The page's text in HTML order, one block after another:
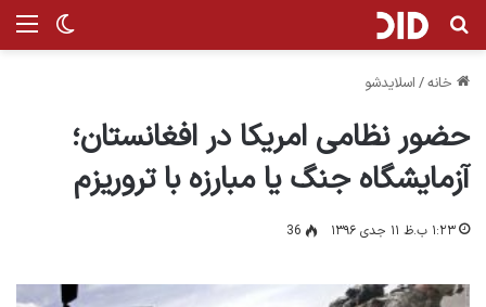
تغییر جستجو برای
خانه/ اسلایدشو
حضور نظامی امریکا در افغانستان؛
آزمایشگاه جنگ یا مبارزه با تروریزم
۱:۲۳ ب.ظ ۱۱ جدی ۱۳۹۶ 36